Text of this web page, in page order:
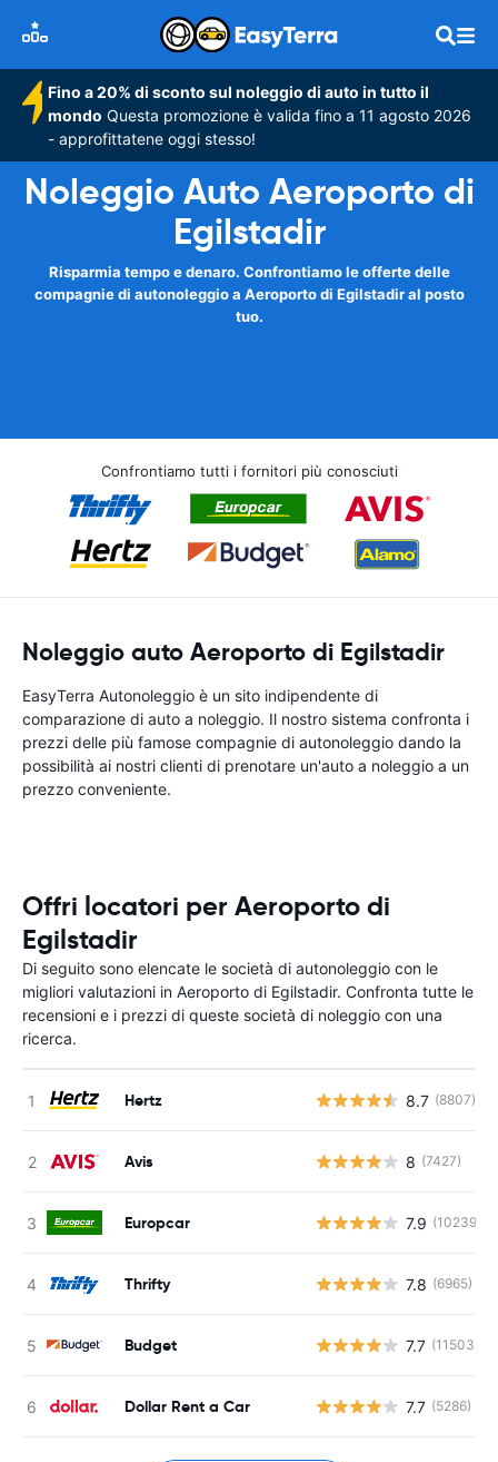
Fino a 20% di sconto sul noleggio di auto in tutto il
mondo Questa promozione è valida fino a 11 agosto 2026
- approfittatene oggi stesso!
Noleggio Auto Aeroporto di
Egilstadir
Risparmia tempo e denaro. Confrontiamo le offerte delle
compagnie di autonoleggio a Aeroporto di Egilstadir al posto
tuo.
Confrontiamo tutti i fornitori più conosciuti
Noleggio auto Aeroporto di Egilstadir
EasyTerra Autonoleggio è un sito indipendente di
comparazione di auto a noleggio. Il nostro sistema confronta i
prezzi delle più famose compagnie di autonoleggio dando la
possibilità ai nostri clienti di prenotare un'auto a noleggio a un
prezzo conveniente.
Offri locatori per Aeroporto di
Egilstadir
Di seguito sono elencate le società di autonoleggio con le
migliori valutazioni in Aeroporto di Egilstadir. Confronta tutte le
recensioni e i prezzi di queste società di noleggio con una
ricerca.
Hertz 8.7 (8807)
Avis 8 (7427)
Europcar 7.9 (10239)
Thrifty 7.8 (6965)
Budget 7.7 (11503)
Dollar Rent a Car 7.7 (5286)